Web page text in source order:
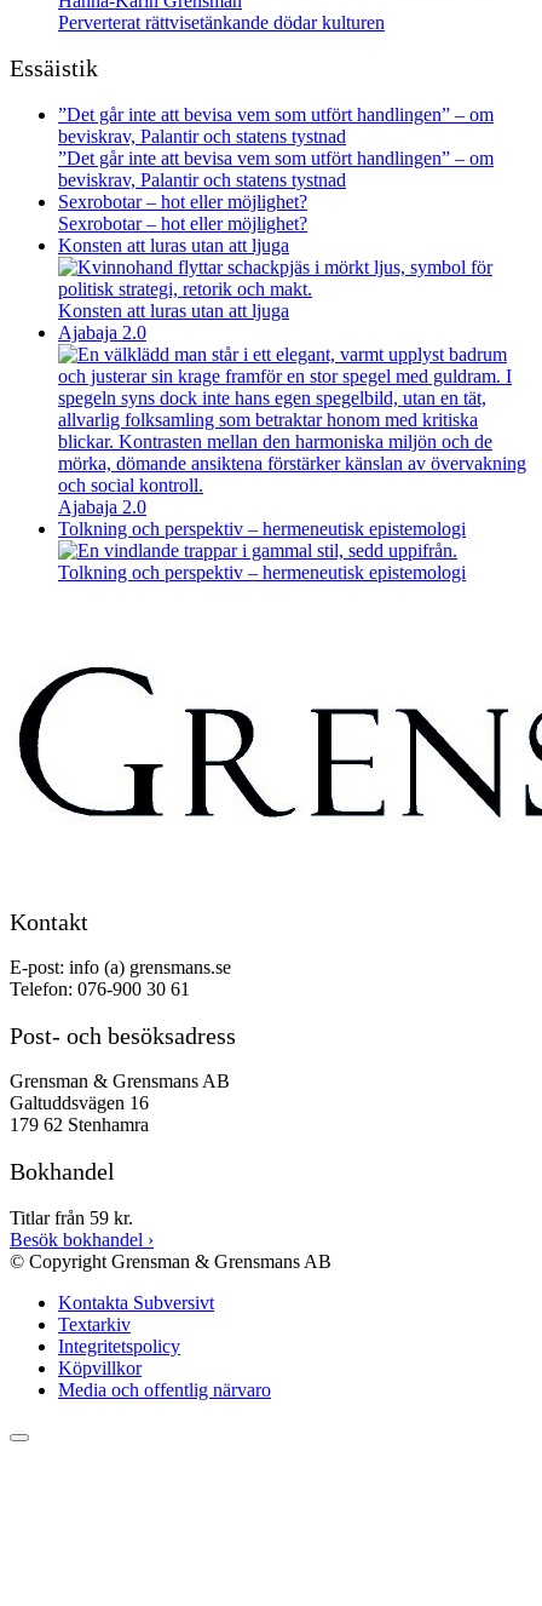
Perverterat rättvisetänkande dödar kulturen
Essäistik
”Det går inte att bevisa vem som utfört handlingen” – om
beviskrav, Palantir och statens tystnad
”Det går inte att bevisa vem som utfört handlingen” – om
beviskrav, Palantir och statens tystnad
Sexrobotar – hot eller möjlighet?
Sexrobotar – hot eller möjlighet?
Konsten att luras utan att ljuga
Konsten att luras utan att ljuga
Ajabaja 2.0
Ajabaja 2.0
Tolkning och perspektiv – hermeneutisk epistemologi
Tolkning och perspektiv – hermeneutisk epistemologi
Kontakt
E-post: info (a) grensmans.se
Telefon: 076-900 30 61
Post- och besöksadress
Grensman & Grensmans AB
Galtuddsvägen 16
179 62 Stenhamra
Bokhandel
Titlar från 59 kr.
Besök bokhandel ›
© Copyright Grensman & Grensmans AB
Kontakta Subversivt
Textarkiv
Integritetspolicy
Köpvillkor
Media och offentlig närvaro
Rulla